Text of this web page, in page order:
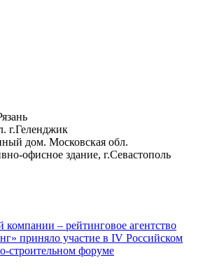
г.Геленджик
дом. Московская обл.
офисное здание, г.Севастополь
компании – рейтинговое агентство
приняло участие в IV Российском
строительном форуме